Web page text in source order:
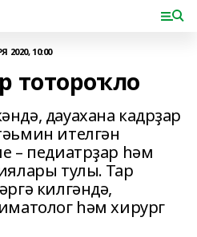
2020, 10:00
тотороҡло
дауахана кадрҙар
ителгән
– педиатрҙар һәм
тулы. Тар
килгәндә,
һәм хирург